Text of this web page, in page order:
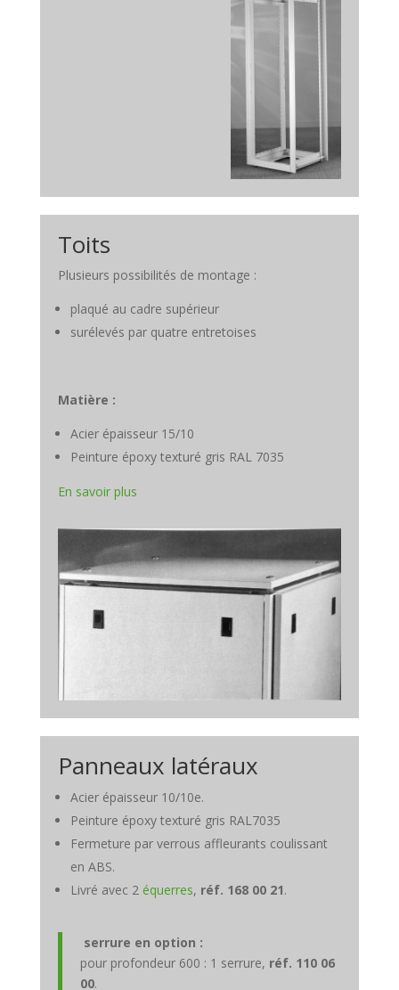
Toits
Plusieurs possibilités de montage :
plaqué au cadre supérieur
surélevés par quatre entretoises
Matière :
Acier épaisseur 15/10
Peinture époxy texturé gris RAL 7035
En savoir plus
Panneaux latéraux
Acier épaisseur 10/10e.
Peinture époxy texturé gris RAL7035
Fermeture par verrous affleurants coulissant
en ABS.
Livré avec 2 équerres, réf. 168 00 21.
serrure en option :
pour profondeur 600 : 1 serrure, réf. 110 06
00.